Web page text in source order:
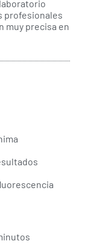
profesionales
muy precisa en